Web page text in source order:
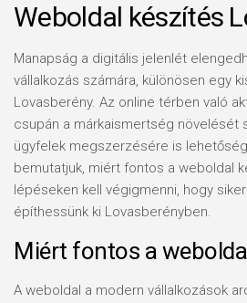
Weboldal készítés
Manapság a digitális jelenlét
vállalkozás számára, különösen egy
Lovasberény. Az online térben való
csupán a márkaismertség növelését
ügyfelek megszerzésére is
bemutatjuk, miért fontos a weboldal
lépéseken kell végigmenni, hogy
építhessünk ki Lovasberényben.
Miért fontos a
A weboldal a modern vállalkozások